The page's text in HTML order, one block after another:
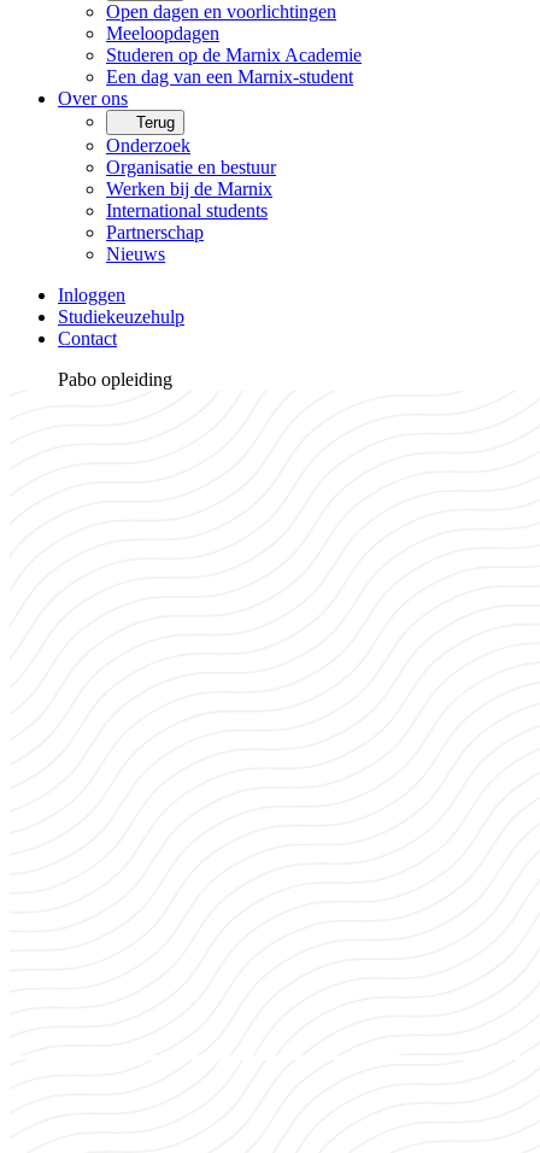
Open dagen en voorlichtingen
Meeloopdagen
Studeren op de Marnix Academie
Een dag van een Marnix-student
Over ons
Terug
Onderzoek
Organisatie en bestuur
Werken bij de Marnix
International students
Partnerschap
Nieuws
Inloggen
Studiekeuzehulp
Contact
Pabo opleiding